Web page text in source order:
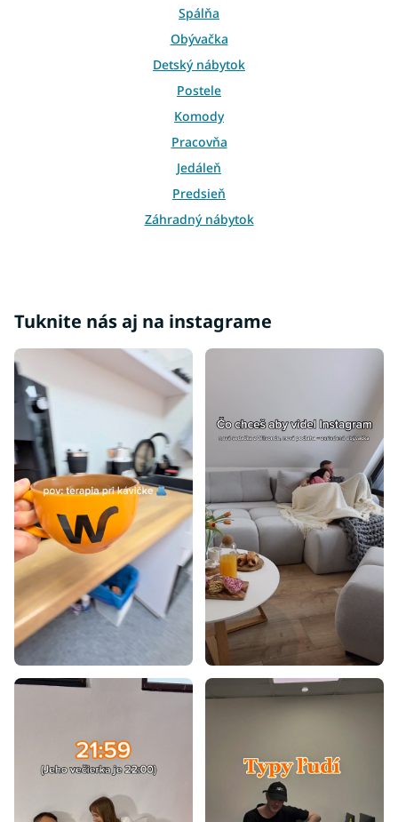
r
k
y
ý
p
s
u
Spálňa
Obývačka
Detský nábytok
Postele
Komody
Pracovňa
Jedáleň
Predsieň
Záhradný nábytok
Skrine v dekore buku
Tuknite nás aj na instagrame